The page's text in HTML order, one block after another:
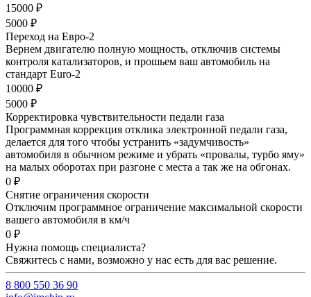
15000 ₽
5000 ₽
Переход на Евро-2
Вернем двигателю полную мощность, отключив системы
контроля катализаторов, и прошьем ваш автомобиль на
стандарт Euro-2
10000 ₽
5000 ₽
Корректировка чувствительности педали газа
Программная коррекция отклика электронной педали газа,
делается для того чтобы устранить «задумчивость»
автомобиля в обычном режиме и убрать «провалы, турбо яму»
на малых оборотах при разгоне с места а так же на обгонах.
0 ₽
Снятие ограничения скорости
Отключим программное ограничение максимальной скорости
вашего автомобиля в км/ч
0 ₽
Нужна помощь специалиста?
Свяжитесь с нами, возможно у нас есть для вас решение.
8 800 550 36 90